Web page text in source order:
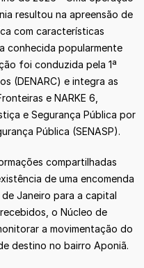
resultou na apreensão de
com características
conhecida popularmente
foi conduzida pela 1ª
(DENARC) e integra as
e NARKE 6,
e Segurança Pública por
Pública (SENASP).
compartilhadas
de uma encomenda
Janeiro para a capital
o Núcleo de
a movimentação do
destino no bairro Aponiã.